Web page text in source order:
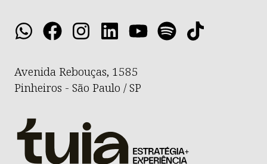
Avenida Rebouças, 1585
Pinheiros - São Paulo / SP